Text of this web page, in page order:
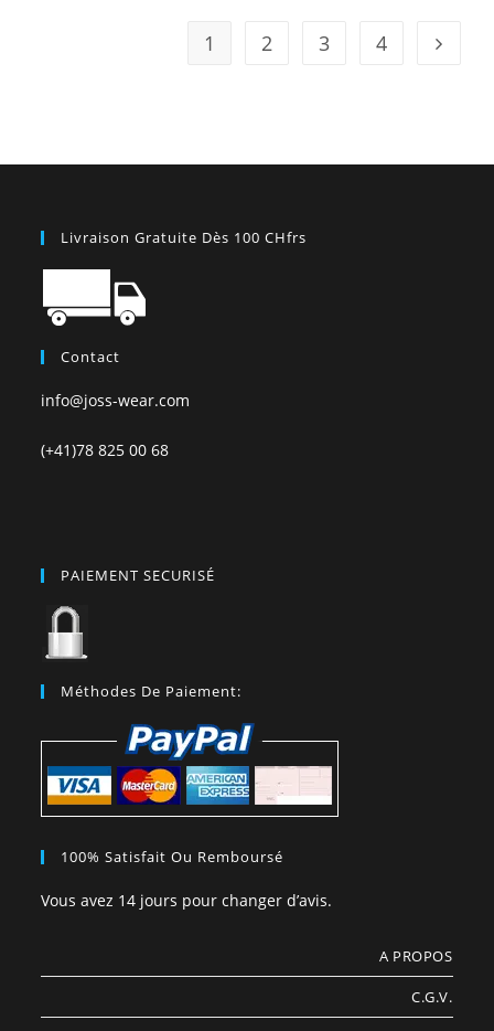
1 2 3 4
Livraison Gratuite Dès 100 CHfrs
Contact
info@joss-wear.com
(+41)78 825 00 68
PAIEMENT SECURISÉ
Méthodes De Paiement:
100% Satisfait Ou Remboursé
Vous avez 14 jours pour changer d’avis.
A PROPOS
C.G.V.